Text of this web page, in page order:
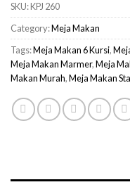
SKU:KPJ 260
Category:Meja Makan
Tags:Meja Makan 6 Kursi,
Meja Makan Marmer,Meja
Makan Murah,Meja Makan